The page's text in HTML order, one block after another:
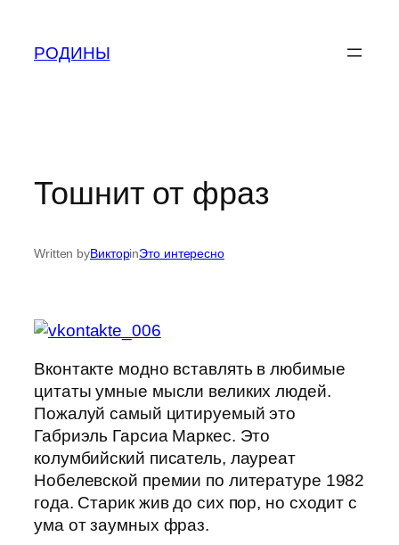
content
РОДИНЫ
Тошнит от фраз
Written byВикторinЭто интересно
Вконтакте модно вставлять в любимые
цитаты умные мысли великих людей.
Пожалуй самый цитируемый это
Габриэль Гарсиа Маркес. Это
колумбийский писатель, лауреат
Нобелевской премии по литературе 1982
года. Старик жив до сих пор, но сходит с
ума от заумных фраз.